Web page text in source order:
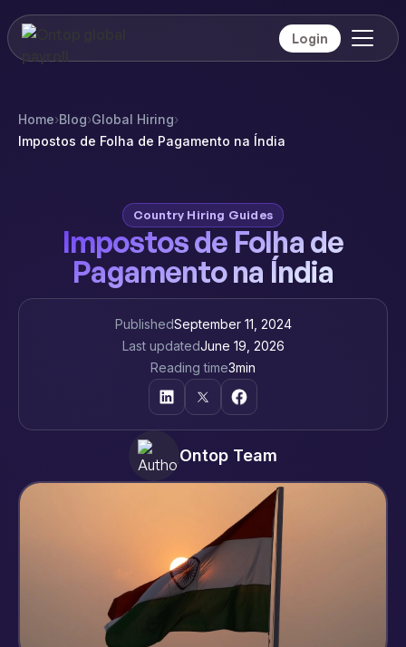
Login
Home›Blog›Global Hiring›
Impostos de Folha de Pagamento na Índia
Country Hiring Guides
Impostos de Folha de
Pagamento na Índia
PublishedSeptember 11, 2024
Last updatedJune 19, 2026
Reading time3min
Ontop Team